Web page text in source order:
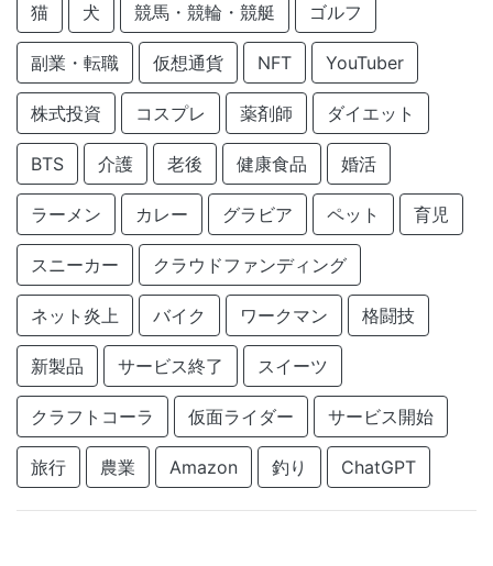
猫 犬 競馬・競輪・競艇 ゴルフ
副業・転職 仮想通貨 NFT YouTuber
株式投資 コスプレ 薬剤師 ダイエット
BTS 介護 老後 健康食品 婚活
ラーメン カレー グラビア ペット 育児
スニーカー クラウドファンディング
ネット炎上 バイク ワークマン 格闘技
新製品 サービス終了 スイーツ
クラフトコーラ 仮面ライダー サービス開始
旅行 農業 Amazon 釣り ChatGPT